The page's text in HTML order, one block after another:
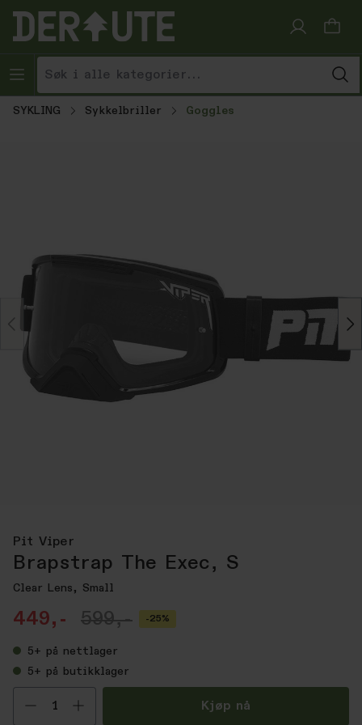
Hopp til innhold
SYKLING Sykkelbriller Goggles
Pit Viper
Brapstrap The Exec, S
Clear Lens, Small
449,- 599,- -25%
5+ på nettlager
5+ på butikklager
Velg antall Kjøp nå